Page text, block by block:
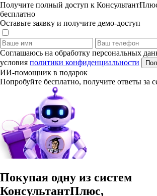
Получите полный доступ к
бесплатно
Оставьте заявку и получите демо-доступ
Соглашаюсь на обработку персональных
условия политики конфиденциальности
ИИ-помощник в подарок
Попробуйте бесплатно, получите ответы за
Покупая одну из систем
КонсультантПлюс,